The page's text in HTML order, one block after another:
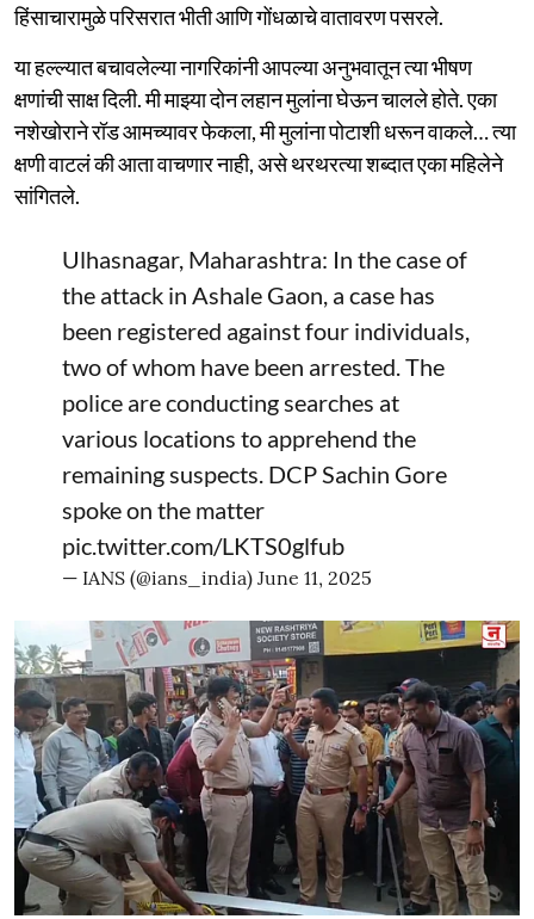
हिंसाचारामुळे परिसरात भीती आणि गोंधळाचे वातावरण पसरले.
या हल्ल्यात बचावलेल्या नागरिकांनी आपल्या अनुभवातून त्या भीषण
क्षणांची साक्ष दिली. मी माझ्या दोन लहान मुलांना घेऊन चालले होते. एका
नशेखोराने रॉड आमच्यावर फेकला, मी मुलांना पोटाशी धरून वाकले… त्या
क्षणी वाटलं की आता वाचणार नाही, असे थरथरत्या शब्दात एका महिलेने
सांगितले.
Ulhasnagar, Maharashtra: In the case of
the attack in Ashale Gaon, a case has
been registered against four individuals,
two of whom have been arrested. The
police are conducting searches at
various locations to apprehend the
remaining suspects. DCP Sachin Gore
spoke on the matter
pic.twitter.com/LKTS0glfub
— IANS (@ians_india) June 11, 2025